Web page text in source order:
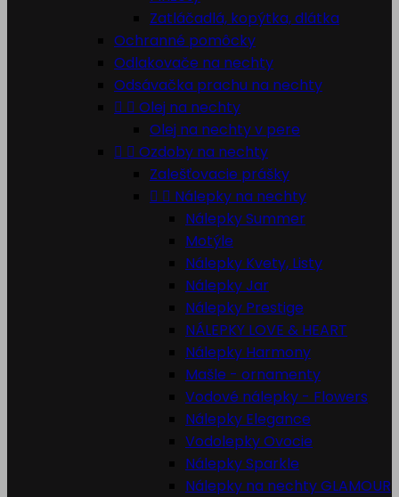
Zatláčadlá, kopýtka, dlátka
Ochranné pomôcky
Odlakovače na nechty
Odsávačka prachu na nechty
  Olej na nechty
Olej na nechty v pere
  Ozdoby na nechty
Zalešťovacie prášky
  Nálepky na nechty
Nálepky Summer
Motýle
Nálepky Kvety, Listy
Nálepky Jar
Nálepky Prestige
NÁLEPKY LOVE & HEART
Nálepky Harmony
Mašle - ornamenty
Vodové nálepky - Flowers
Nálepky Elegance
Vodolepky Ovocie
Nálepky Sparkle
Nálepky na nechty GLAMOUR